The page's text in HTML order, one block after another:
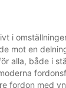
i
mot en
alla, både i
fordon med